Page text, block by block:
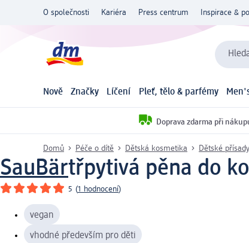
O společnosti Kariéra Press centrum Inspirace &
Nově Značky Líčení Pleť, tělo & parfémy
Doprava zdarma při
Domů Péče o dítě Dětská kosmetika Dětské
SauBärtřpytivá pěna do
5 (1 hodnocení)
vegan
vhodné především pro děti